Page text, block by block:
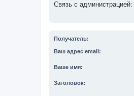
Связь с администрацией:
Получатель:
Ваш адрес email:
Ваше имя:
Заголовок: